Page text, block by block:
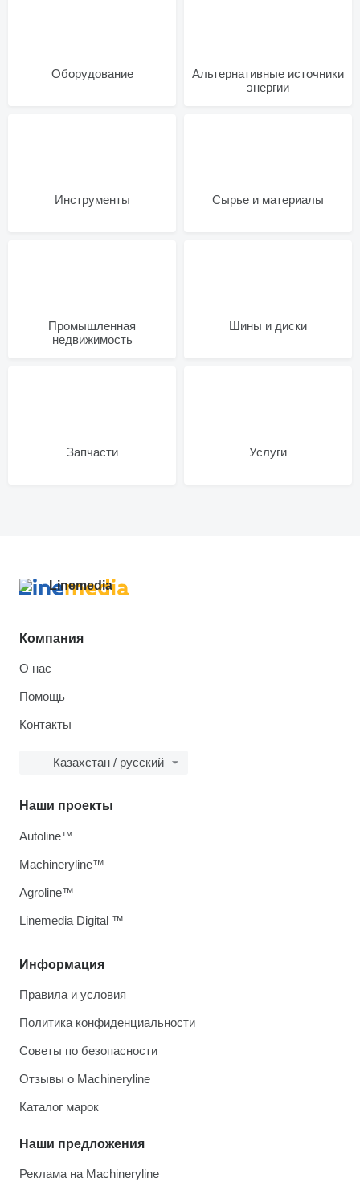
Оборудование
Альтернативные источники
энергии
Инструменты Сырье и материалы
Промышленная
недвижимость
Шины и диски
Запчасти Услуги
Компания
О нас
Помощь
Контакты
Казахстан / русский
Информация
Правила и условия
Политика конфиденциальности
Советы по безопасности
Отзывы о Machineryline
Каталог марок
Наши предложения
Реклама на Machineryline
Наши проекты
Autoline™
Machineryline™
Agroline™
Linemedia Digital ™